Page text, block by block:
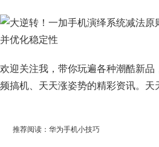
欢迎关注我，带你玩遍各种潮酷新
频搞机、天天涨姿势的精彩资讯。天
推荐阅读： 华为手机小技巧